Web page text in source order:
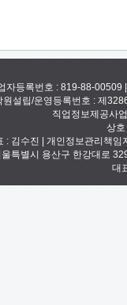
자등록번호 : 819-88-00509
원설립/운영등록번호 : 제
직업정보제공사
상
: 김수진 | 개인정보관리책
울특별시 용산구 한강대로
대